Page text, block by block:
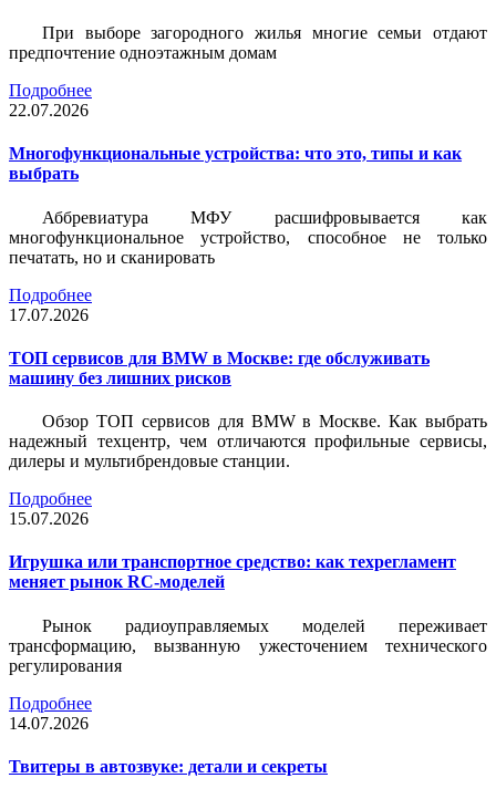
При выборе загородного жилья многие семьи отдают
предпочтение одноэтажным домам
Подробнее
22.07.2026
Многофункциональные устройства: что это, типы и как
выбрать
Аббревиатура МФУ расшифровывается как
многофункциональное устройство, способное не только
печатать, но и сканировать
Подробнее
17.07.2026
ТОП сервисов для BMW в Москве: где обслуживать
машину без лишних рисков
Обзор ТОП сервисов для BMW в Москве. Как выбрать
надежный техцентр, чем отличаются профильные сервисы,
дилеры и мультибрендовые станции.
Подробнее
15.07.2026
Игрушка или транспортное средство: как техрегламент
меняет рынок RC-моделей
Рынок радиоуправляемых моделей переживает
трансформацию, вызванную ужесточением технического
регулирования
Подробнее
14.07.2026
Твитеры в автозвуке: детали и секреты